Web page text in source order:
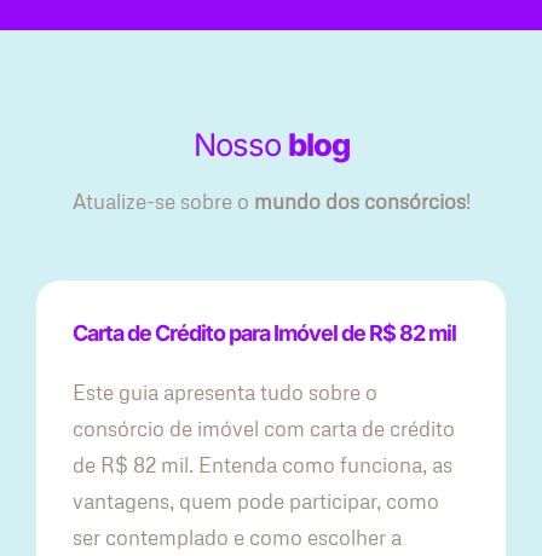
Nosso blog
Atualize-se sobre o mundo dos consórcios!
Carta de Crédito para Imóvel de R$ 82 mil
Este guia apresenta tudo sobre o
consórcio de imóvel com carta de crédito
de R$ 82 mil. Entenda como funciona, as
vantagens, quem pode participar, como
ser contemplado e como escolher a